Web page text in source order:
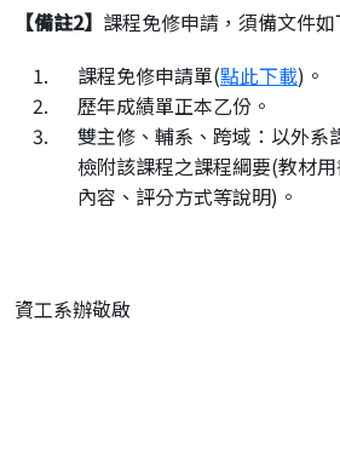
【備註2】 課程免修申請，須備文件如
課程免修申請單(點此下載)。
歷年成績單正本乙份。
雙主修、輔系、跨域：以外系
檢附該課程之課程綱要(教材
內容、評分方式等說明)。
資工系辦敬啟